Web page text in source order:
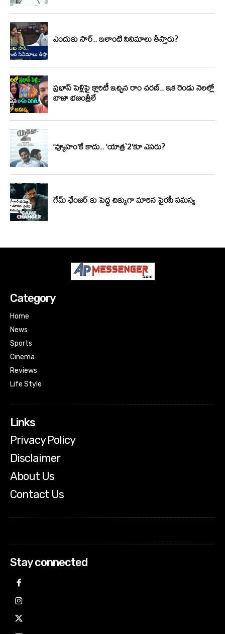
Category
Home
News
Sports
Cinema
Reviews
Life Style
Links
Privacy Policy
Disclaimer
About Us
Contact Us
Stay connected